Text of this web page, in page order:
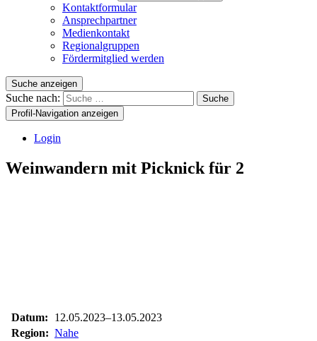
Kontaktformular
Ansprechpartner
Medienkontakt
Regionalgruppen
Fördermitglied werden
Suche anzeigen
Suche nach:
Suche
Profil-Navigation anzeigen
Login
Weinwandern mit Picknick für 2
Datum:
12.05.2023–13.05.2023
Region: Nahe